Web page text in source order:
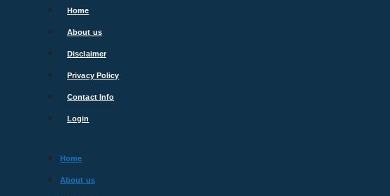
Home
About us
Disclaimer
Privacy Policy
Contact Info
Login
Home
About us